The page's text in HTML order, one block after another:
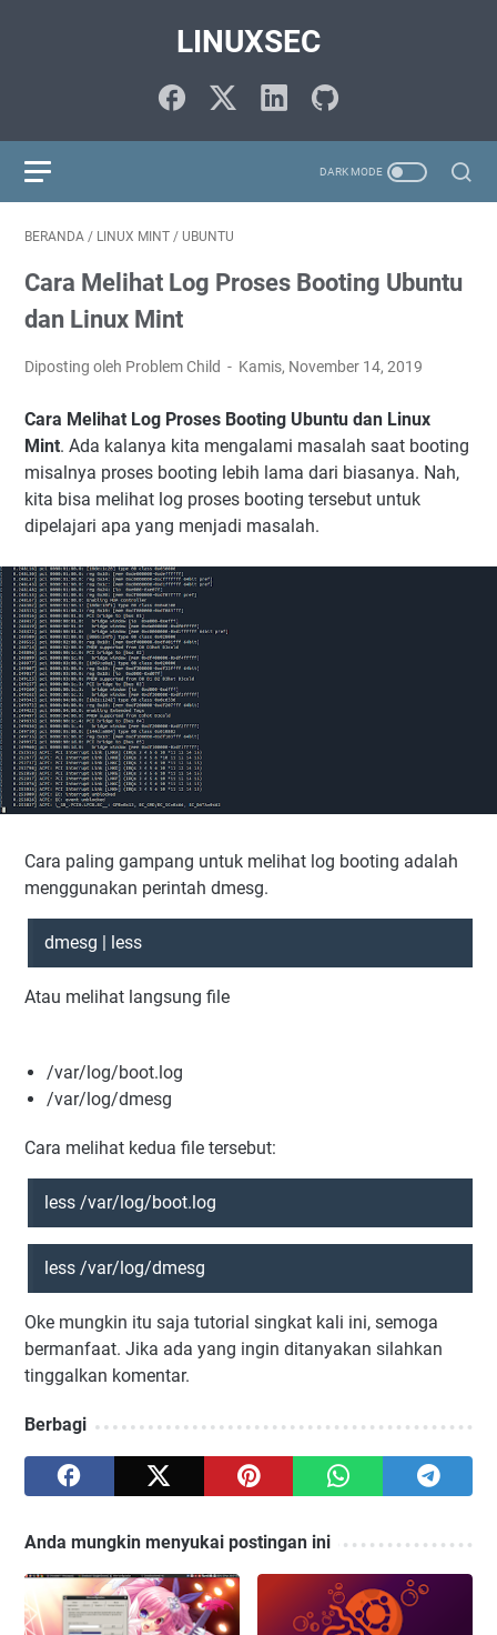
LINUXSEC
BERANDA / LINUX MINT / UBUNTU
Cara Melihat Log Proses Booting Ubuntu
dan Linux Mint
Diposting oleh Problem Child Kamis, November 14, 2019
Cara Melihat Log Proses Booting Ubuntu dan Linux
Mint. Ada kalanya kita mengalami masalah saat booting
misalnya proses booting lebih lama dari biasanya. Nah,
kita bisa melihat log proses booting tersebut untuk
dipelajari apa yang menjadi masalah.
Cara paling gampang untuk melihat log booting adalah
menggunakan perintah dmesg.
dmesg | less
Atau melihat langsung file
/var/log/boot.log
/var/log/dmesg
Cara melihat kedua file tersebut:
less /var/log/boot.log
less /var/log/dmesg
Oke mungkin itu saja tutorial singkat kali ini, semoga
bermanfaat. Jika ada yang ingin ditanyakan silahkan
tinggalkan komentar.
Berbagi
Anda mungkin menyukai postingan ini